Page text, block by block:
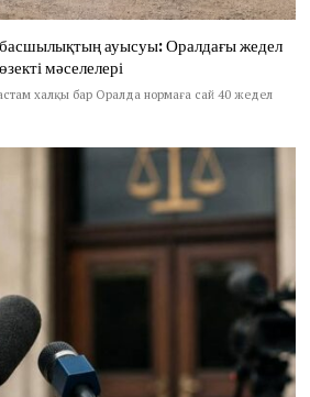
басшылықтың ауысуы: Оралдағы жедел
мәселелері
халқы бар Оралда нормаға сай 40 жедел